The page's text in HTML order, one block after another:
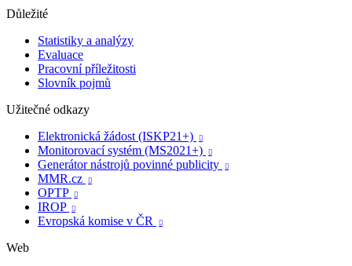
Důležité
Statistiky a analýzy
Evaluace
Pracovní příležitosti
Slovník pojmů
Užitečné odkazy
Elektronická žádost (ISKP21+)

Monitorovací systém (MS2021+) 
Generátor nástrojů povinné publicity 
MMR.cz 
OPTP 
IROP 
Evropská komise v ČR 
Web